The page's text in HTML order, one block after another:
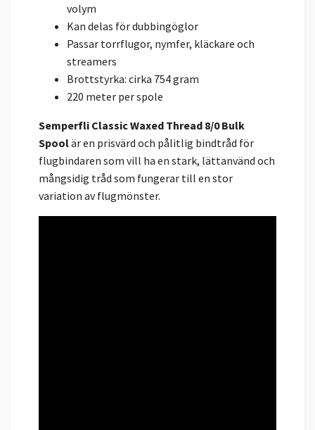
volym
Kan delas för dubbingöglor
Passar torrflugor, nymfer, kläckare och
streamers
Brottstyrka: cirka 754 gram
220 meter per spole
Semperfli Classic Waxed Thread 8/0 Bulk
Spoolär en prisvärd och pålitlig bindtråd för
flugbindaren som vill ha en stark, lättanvänd och
mångsidig tråd som fungerar till en stor
variation av flugmönster.